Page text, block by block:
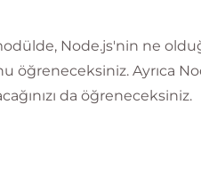
Node.js'nin ne
öğreneceksiniz. Ayrıca
da öğreneceksiniz.